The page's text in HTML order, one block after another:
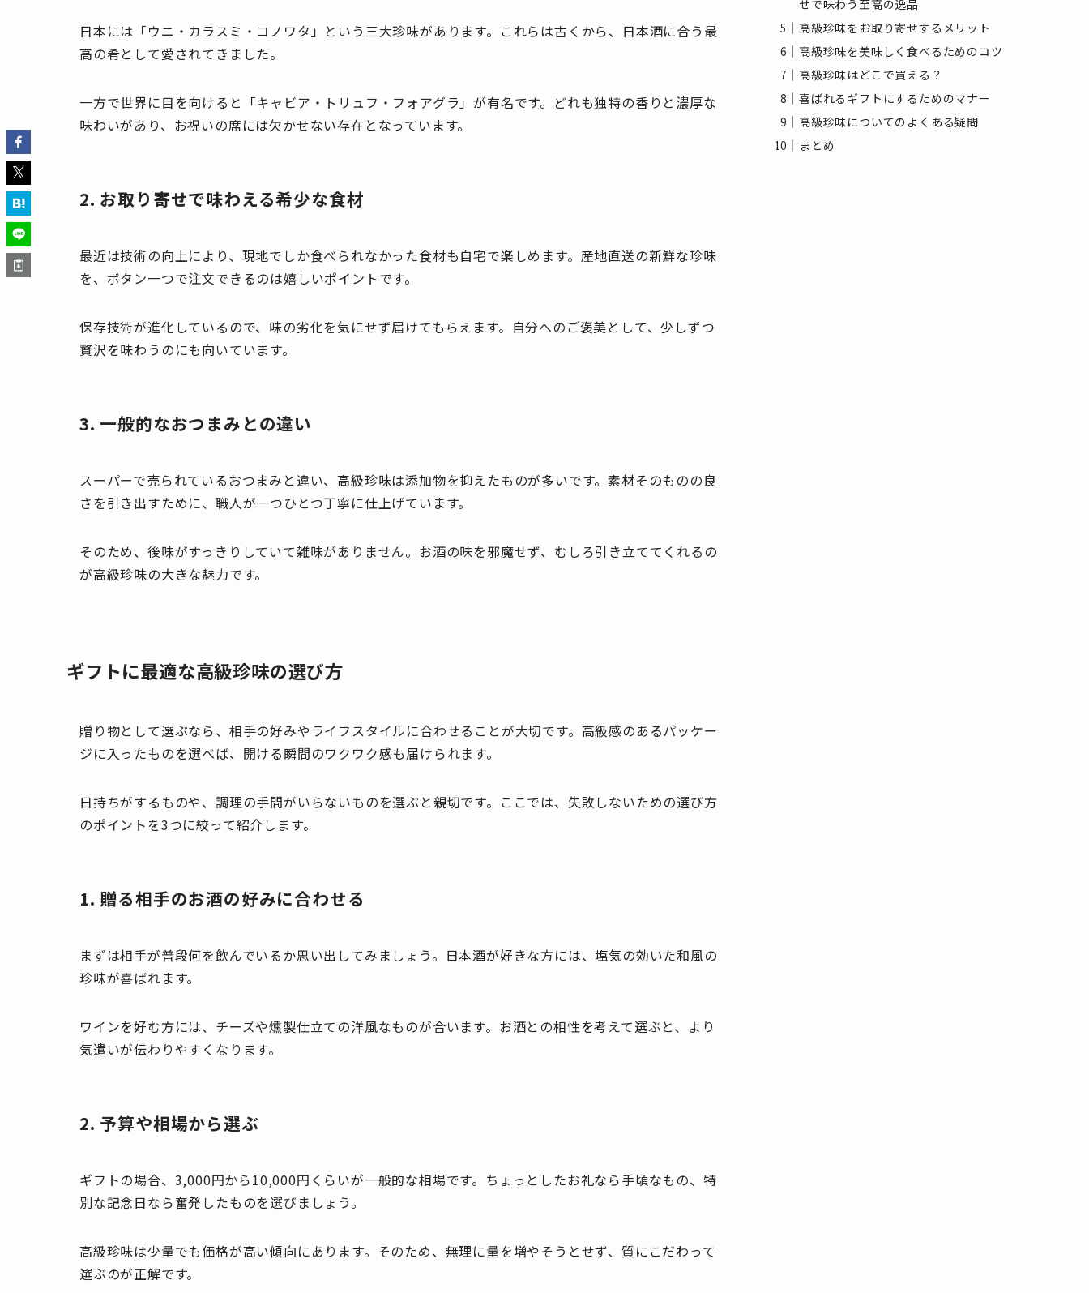
日本には「ウニ・カラスミ・コノワタ」という三大珍味があります。これらは古くから、日本酒に合う最
高の肴として愛されてきました。
一方で世界に目を向けると「キャビア・トリュフ・フォアグラ」が有名です。どれも独特の香りと濃厚な
味わいがあり、お祝いの席には欠かせない存在となっています。
2. お取り寄せで味わえる希少な食材
最近は技術の向上により、現地でしか食べられなかった食材も自宅で楽しめます。産地直送の新鮮な珍味
を、ボタン一つで注文できるのは嬉しいポイントです。
保存技術が進化しているので、味の劣化を気にせず届けてもらえます。自分へのご褒美として、少しずつ
贅沢を味わうのにも向いています。
3. 一般的なおつまみとの違い
スーパーで売られているおつまみと違い、高級珍味は添加物を抑えたものが多いです。素材そのものの良
さを引き出すために、職人が一つひとつ丁寧に仕上げています。
そのため、後味がすっきりしていて雑味がありません。お酒の味を邪魔せず、むしろ引き立ててくれるの
が高級珍味の大きな魅力です。
ギフトに最適な高級珍味の選び方
贈り物として選ぶなら、相手の好みやライフスタイルに合わせることが大切です。高級感のあるパッケー
ジに入ったものを選べば、開ける瞬間のワクワク感も届けられます。
日持ちがするものや、調理の手間がいらないものを選ぶと親切です。ここでは、失敗しないための選び方
のポイントを3つに絞って紹介します。
1. 贈る相手のお酒の好みに合わせる
まずは相手が普段何を飲んでいるか思い出してみましょう。日本酒が好きな方には、塩気の効いた和風の
珍味が喜ばれます。
ワインを好む方には、チーズや燻製仕立ての洋風なものが合います。お酒との相性を考えて選ぶと、より
気遣いが伝わりやすくなります。
2. 予算や相場から選ぶ
ギフトの場合、3,000円から10,000円くらいが一般的な相場です。ちょっとしたお礼なら手頃なもの、特
別な記念日なら奮発したものを選びましょう。
高級珍味は少量でも価格が高い傾向にあります。そのため、無理に量を増やそうとせず、質にこだわって
選ぶのが正解です。
せで味わう至高の逸品
高級珍味をお取り寄せするメリット
高級珍味を美味しく食べるためのコツ
高級珍味はどこで買える？
喜ばれるギフトにするためのマナー
高級珍味についてのよくある疑問
まとめ